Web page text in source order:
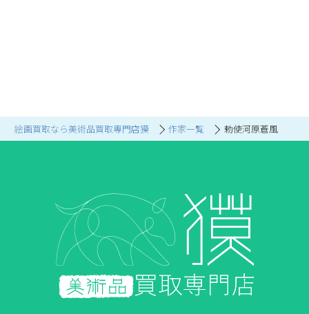
絵画買取なら美術品買取専門店獏 作家一覧 勅使河原蒼風